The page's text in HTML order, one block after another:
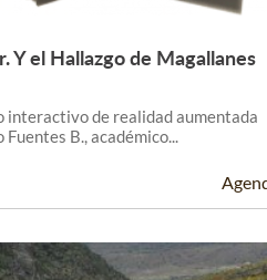
Leer Más +
Y el Hallazgo de Magallanes
interactivo de realidad aumentada
B., académico...